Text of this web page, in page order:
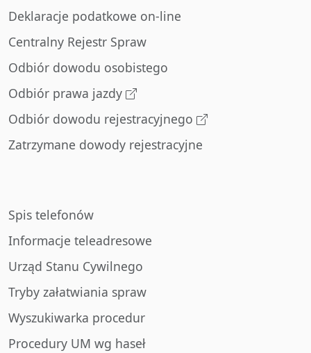
Deklaracje podatkowe on-line
Centralny Rejestr Spraw
Odbiór dowodu osobistego
Odbiór prawa jazdy
Odbiór dowodu rejestracyjnego
Zatrzymane dowody rejestracyjne
Spis telefonów
Informacje teleadresowe
Urząd Stanu Cywilnego
Tryby załatwiania spraw
Wyszukiwarka procedur
Procedury UM wg haseł